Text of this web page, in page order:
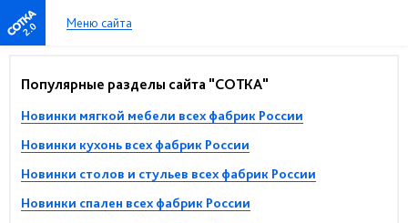
2.0 Меню сайта
Популярные разделы сайта "СОТКА"
Новинки мягкой мебели всех фабрик России
Новинки кухонь всех фабрик России
Новинки столов и стульев всех фабрик России
Новинки спален всех фабрик России